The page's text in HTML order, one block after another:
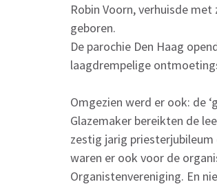
Robin Voorn, verhuisde
geboren.
De parochie Den Haag
laagdrempelige
Omgezien werd er ook: de
Glazemaker bereikten de
zestig jarig priesterjubileum
waren er ook voor de
Organistenvereniging. En